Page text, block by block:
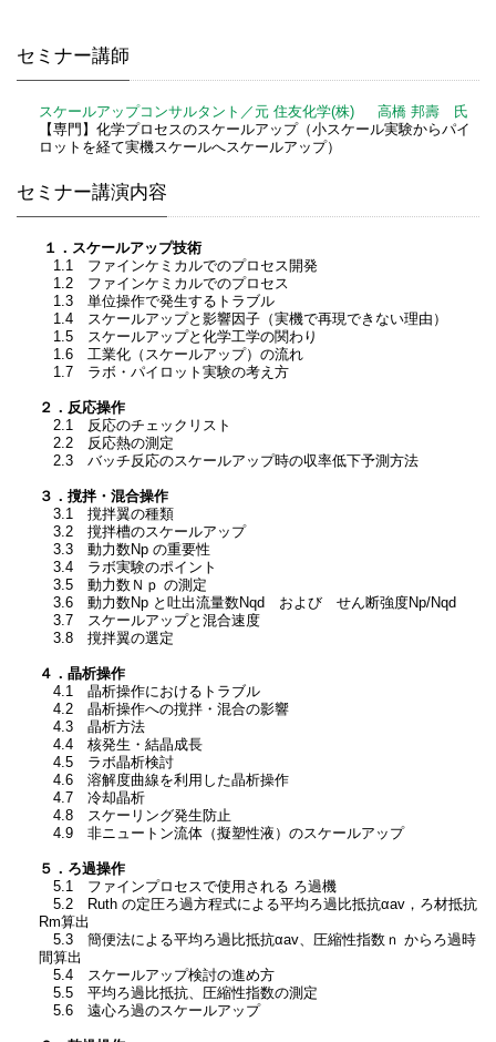
セミナー講師
スケールアップコンサルタント／元 住友化学(株) 高橋 邦壽 氏
【専門】化学プロセスのスケールアップ（小スケール実験からパイ
ロットを経て実機スケールへスケールアップ）
セミナー講演内容
１．スケールアップ技術
1.1 ファインケミカルでのプロセス開発
1.2 ファインケミカルでのプロセス
1.3 単位操作で発生するトラブル
1.4 スケールアップと影響因子（実機で再現できない理由）
1.5 スケールアップと化学工学の関わり
1.6 工業化（スケールアップ）の流れ
1.7 ラボ・パイロット実験の考え方
２．反応操作
2.1 反応のチェックリスト
2.2 反応熱の測定
2.3 バッチ反応のスケールアップ時の収率低下予測方法
３．撹拌・混合操作
3.1 撹拌翼の種類
3.2 撹拌槽のスケールアップ
3.3 動力数Np の重要性
3.4 ラボ実験のポイント
3.5 動力数Ｎｐ の測定
3.6 動力数Np と吐出流量数Nqd および せん断強度Np/Nqd
3.7 スケールアップと混合速度
3.8 撹拌翼の選定
４．晶析操作
4.1 晶析操作におけるトラブル
4.2 晶析操作への撹拌・混合の影響
4.3 晶析方法
4.4 核発生・結晶成長
4.5 ラボ晶析検討
4.6 溶解度曲線を利用した晶析操作
4.7 冷却晶析
4.8 スケーリング発生防止
4.9 非ニュートン流体（擬塑性液）のスケールアップ
５．ろ過操作
5.1 ファインプロセスで使用される ろ過機
5.2 Ruth の定圧ろ過方程式による平均ろ過比抵抗αav，ろ材抵抗
Rm算出
5.3 簡便法による平均ろ過比抵抗αav、圧縮性指数ｎ からろ過時
間算出
5.4 スケールアップ検討の進め方
5.5 平均ろ過比抵抗、圧縮性指数の測定
5.6 遠心ろ過のスケールアップ